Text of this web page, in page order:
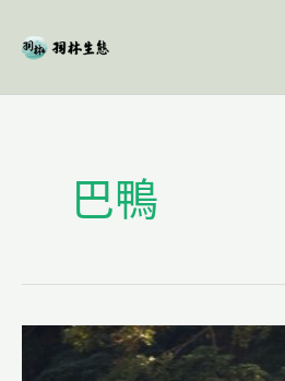
要
巴鴨